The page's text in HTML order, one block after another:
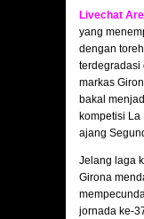
Livechat
yang
dengan
terdegradasi
markas
bakal
kompetisi
ajang
Jelang laga
Girona
jornada ke-